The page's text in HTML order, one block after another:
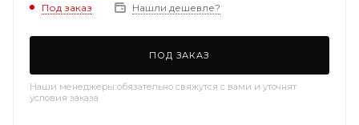
Под заказ Нашли дешевле?
ПОД ЗАКАЗ
Наши менеджеры обязательно свяжутся с вами и уточнят
условия заказа